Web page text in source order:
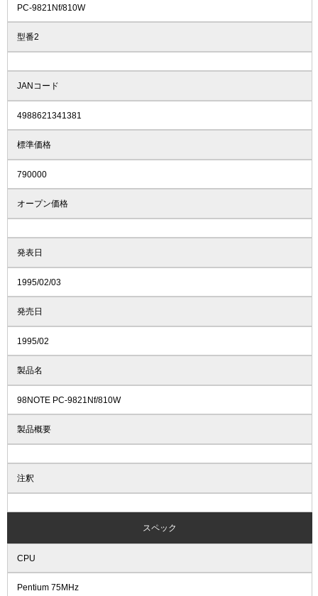
PC-9821Nf/810W
型番2
JANコード
4988621341381
標準価格
790000
オープン価格
発表日
1995/02/03
発売日
1995/02
製品名
98NOTE PC-9821Nf/810W
製品概要
注釈
スペック
CPU
Pentium 75MHz